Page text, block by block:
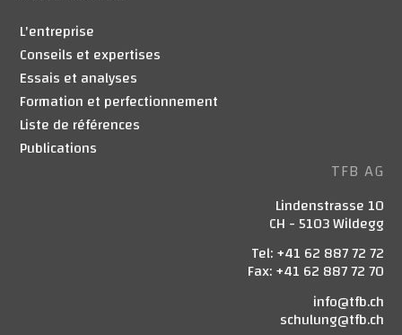
L'entreprise
Conseils et expertises
Essais et analyses
Formation et perfectionnement
Liste de références
Publications
TFB AG
Lindenstrasse 10
CH - 5103 Wildegg
Tel: +41 62 887 72 72
Fax: +41 62 887 72 70
info@tfb.ch
schulung@tfb.ch